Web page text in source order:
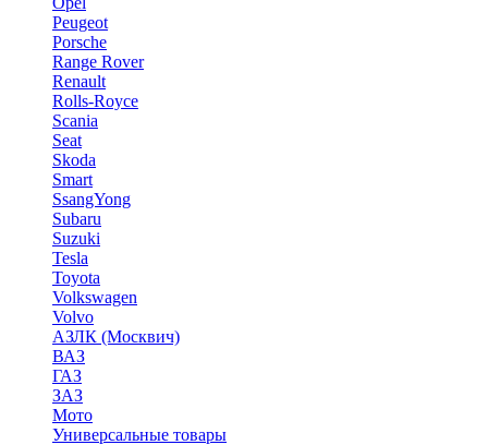
Peugeot
Porsche
Range Rover
Renault
Rolls-Royce
Scania
Seat
Skoda
Smart
SsangYong
Subaru
Suzuki
Tesla
Toyota
Volkswagen
Volvo
АЗЛК (Москвич)
ВАЗ
ГАЗ
ЗАЗ
Мото
Универсальные товары